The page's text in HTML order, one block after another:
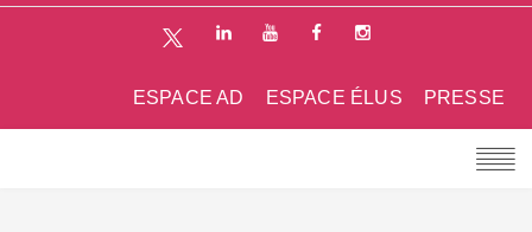
PRESSE
ESPACE ÉLUS
ESPACE AD